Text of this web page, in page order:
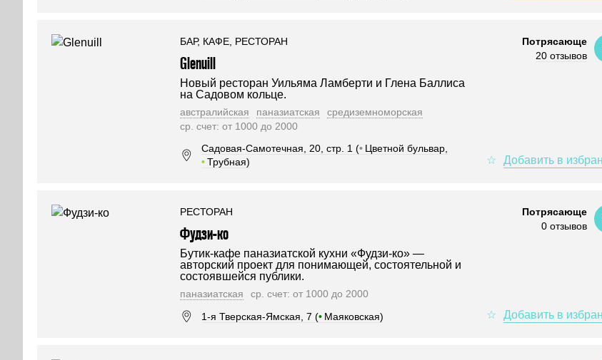
БАР, КАФЕ, РЕСТОРАН
Glenuill
Новый ресторан Уильяма Ламберти и Глена Баллиса
на Садовом кольце.
австралийская паназиатская
средиземноморская
ср. счет: от 1000 до 2000
Садовая-Самотечная, 20, стр. 1 (• Цветной бульвар,
•Трубная)
Потрясающе
20 отзывов
РЕСТОРАН
Фудзи-ко
Бутик-кафе паназиатской кухни «Фудзи-ко» —
авторский проект для понимающей, состоятельной и
состоявшейся публики.
паназиатская
ср. счет: от 1000 до 2000
1-я Тверская-Ямская, 7 (• Маяковская)
Потрясающе
0 отзывов